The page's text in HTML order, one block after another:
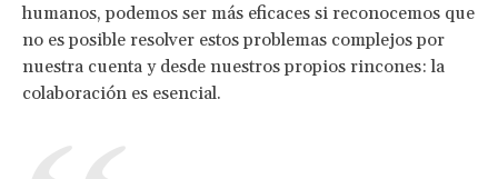
humanos, podemos ser más eficaces si reconocemos que
no es posible resolver estos problemas complejos por
nuestra cuenta y desde nuestros propios rincones: la
colaboración es esencial.